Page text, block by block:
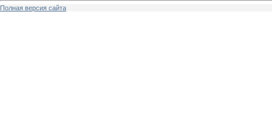
Полная версия сайта